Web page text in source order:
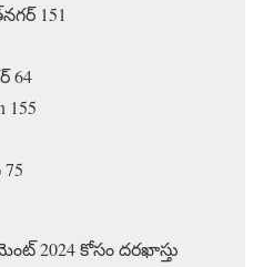
151
64
2024 కోసం దరఖాస్తు